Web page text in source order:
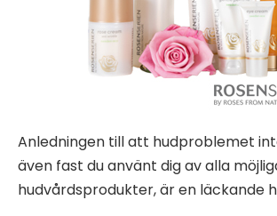
Anledningen till att hudproblemet
även fast du använt dig av alla
hudvårdsprodukter, är en läckande